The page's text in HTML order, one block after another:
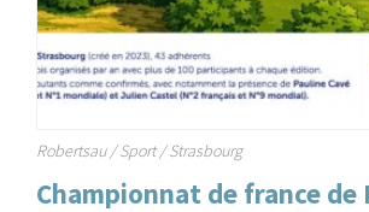
Robertsau/Sport/Strasbourg
Championnat de france de